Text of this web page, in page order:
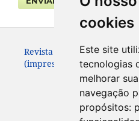
cookies
Este site
tecnologias
melhorar
navegação
propósitos:
Revista da Faculdade de
(impresso – até 2013) e